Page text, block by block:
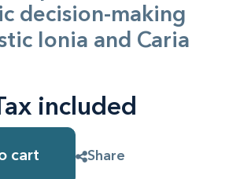
decision-making
Ionia and Caria
included
cart Share